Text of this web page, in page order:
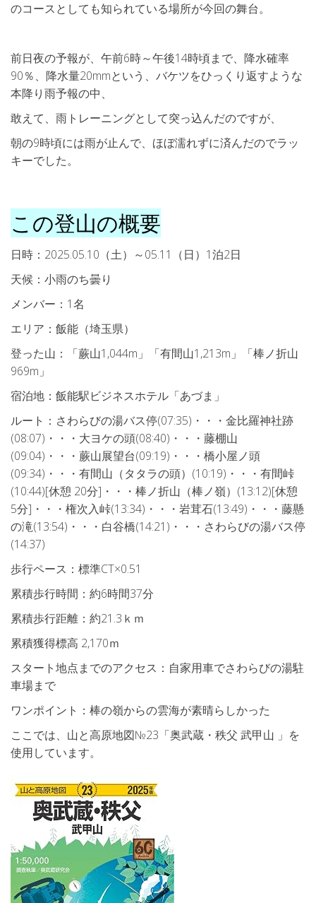
のコースとしても知られている場所が今回の舞台。
前日夜の予報が、午前6時～午後14時頃まで、降水確率
90％、降水量20mmという、バケツをひっくり返すような
本降り雨予報の中、
敢えて、雨トレーニングとして突っ込んだのですが、
朝の9時頃には雨が止んで、ほぼ濡れずに済んだのでラッ
キーでした。
この登山の概要
日時：2025.05.10（土）～05.11（日）1泊2日
天候：小雨のち曇り
メンバー：1名
エリア：飯能（埼玉県）
登った山：「蕨山1,044m」「有間山1,213m」「棒ノ折山
969m」
宿泊地：飯能駅ビジネスホテル「あづま」
ルート：さわらびの湯バス停(07:35)・・・金比羅神社跡
(08:07)・・・大ヨケの頭(08:40)・・・藤棚山
(09:04)・・・蕨山展望台(09:19)・・・橋小屋ノ頭
(09:34)・・・有間山（タタラの頭）(10:19)・・・有間峠
(10:44)[休憩 20分]・・・棒ノ折山（棒ノ嶺）(13:12)[休憩
5分]・・・権次入峠(13:34)・・・岩茸石(13:49)・・・藤懸
の滝(13:54)・・・白谷橋(14:21)・・・さわらびの湯バス停
(14:37)
歩行ペース：標準CT×0.51
累積歩行時間：約6時間37分
累積歩行距離：約21.3ｋｍ
累積獲得標高 2,170ｍ
スタート地点までのアクセス：自家用車でさわらびの湯駐
車場まで
ワンポイント：棒の嶺からの雲海が素晴らしかった
ここでは、山と高原地図№23「奥武蔵・秩父 武甲山 」を
使用しています。